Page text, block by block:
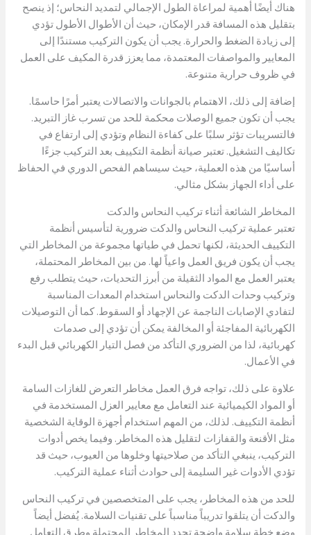
هناك أيضًا أهمية لمراعاة الطول الإجمالي لتمديد النحاس؛ إذ ينصح
بتقليل هذه المسافة قدر الإمكان، حيث أن الأطوال الأطول تؤدي
إلى زيادة الضغط والحرارة. يجب أن يكون التركيب مستندًا إلى
المعايير والمواصفات المعتمدة، مما يعزز قدرة المكيف على العمل
في ظروف حرارية متنوعة.
إضافة إلى ذلك، الاهتمام بالجوانات والاتصالات يعتبر أمرًا حاسمًا.
يجب أن تكون جميع الوصلات محكمة للحد من تسرب غاز التبريد.
فالتسريبات تؤثر سلبًا على كفاءة النظام وتؤدي إلى ارتفاع في
تكاليف التشغيل. تعتبر صيانة أنظمة التكييف بعد التركيب جزءًا
أساسيًا من هذه العملية، حيث سيساهم الفحص الدوري في الحفاظ
على أداء الجهاز بشكل مثالي.
المخاطر الشائعة أثناء تركيب النحاس والدكت
تعتبر عملية تركيب النحاس والدكت ضرورية لتأسيس أنظمة
التكييف الحديثة، لكنها تحمل في طياتها مجموعة من المخاطر التي
يجب أن يكون فريق العمل واعياً لها. من بين المخاطر المحتملة،
يعتبر العمل مع المواد الثقيلة من أبرز التحديات، حيث يتطلب رفع
وتركيب وحدات الدكت والنحاس استخدام المعدات المناسبة
لتفادي الإصابات الناجمة عن الإجهاد أو السقوط. كما أن التوصيلات
الكهربائية المفاجئة أو المخالفة يمكن أن تؤدي إلى صدمات
كهربائية، لذا من الضروري التأكد من فصل التيار الكهربائي قبل البدء
في الأعمال.
علاوة على ذلك، تواجه فرق العمل مخاطر التعرض للغازات السامة
أو المواد الكيميائية عند التعامل مع معايير العزل المستخدمة في
أنظمة التكييف. لذلك، من المهم استخدام أجهزة الوقاية الشخصية
مثل الأقنعة والقفازات لتقليل هذه المخاطر. وفيما يخص أدوات
التركيب، ينبغي التأكد من صلاحيتها وخلوها من العيوب، حيث قد
تؤدي الأدوات غير السليمة إلى حوادث أثناء عملية التركيب.
للحد من هذه المخاطر، يجب على المتخصصين في تركيب النحاس
والدكت أن يتلقوا تدريباً مناسباً على تقنيات السلامة. يُفضل أيضاً
وضع خطة سلامة واضحة تحدد المخاطر المحتملة وطرق التعامل